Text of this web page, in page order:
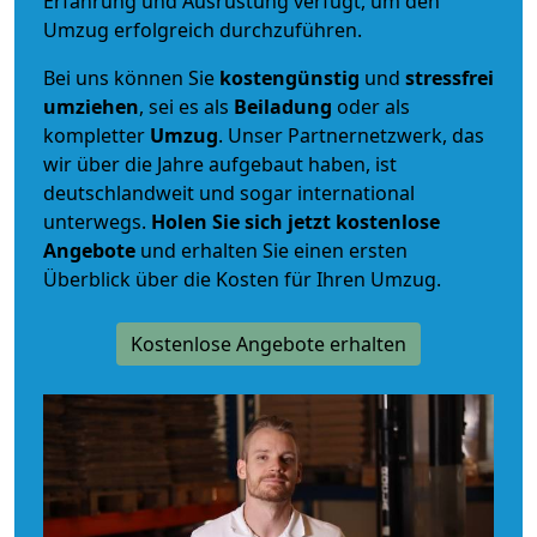
Umzug erfolgreich durchzuführen.
Bei uns können Sie kostengünstig und stressfrei
umziehen, sei es als Beiladung oder als
kompletter Umzug. Unser Partnernetzwerk, das
wir über die Jahre aufgebaut haben, ist
deutschlandweit und sogar international
unterwegs. Holen Sie sich jetzt kostenlose
Angebote und erhalten Sie einen ersten
Überblick über die Kosten für Ihren Umzug.
Kostenlose Angebote erhalten